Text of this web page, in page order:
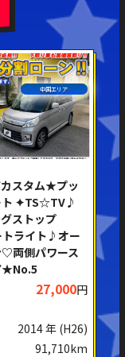
左ハンドル
中国エリア
スタム★プッ
ト ✦TS☆TV♪
ストップ
ライト♪オー
♡両側パワース
★No.5
27,000円
2014 年 (H26)
91,710km